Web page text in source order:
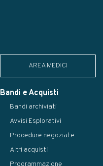
AREA MEDICI
Bandi e Acquisti
Bandi archiviati
Avvisi Esplorativi
Procedure negoziate
Altri acquisti
Programmazione